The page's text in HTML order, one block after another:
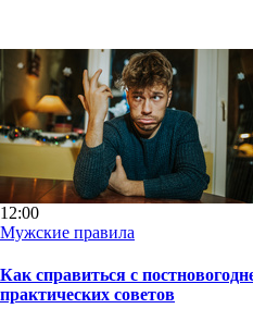
12:00
Мужские правила
Как справиться с
практических советов